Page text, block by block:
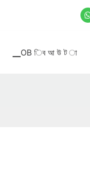
▁OB িব আ উ ট া